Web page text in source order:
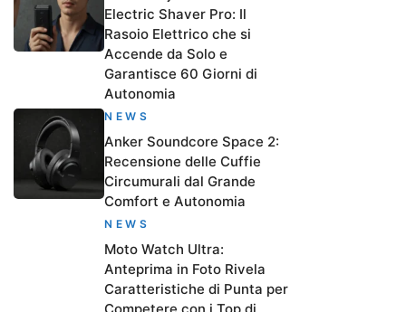
Electric Shaver Pro: Il
Rasoio Elettrico che si
Accende da Solo e
Garantisce 60 Giorni di
Autonomia
NEWS
Anker Soundcore Space 2:
Recensione delle Cuffie
Circumurali dal Grande
Comfort e Autonomia
NEWS
Moto Watch Ultra:
Anteprima in Foto Rivela
Caratteristiche di Punta per